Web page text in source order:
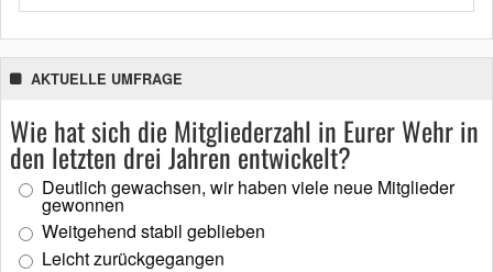
AKTUELLE UMFRAGE
Wie hat sich die Mitgliederzahl in Eurer Wehr in
den letzten drei Jahren entwickelt?
Deutlich gewachsen, wir haben viele neue Mitglieder
gewonnen
Weitgehend stabil geblieben
Leicht zurückgegangen